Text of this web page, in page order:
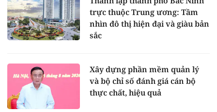
trực thuộc Trung ương: Tầm
nhìn đô thị hiện đại và giàu bản
sắc
Xây dựng phần mềm quản lý
và bộ chỉ số đánh giá cán bộ
thực chất, hiệu quả